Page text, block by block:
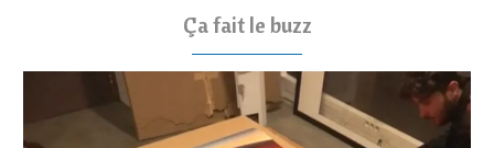
Ça fait le buzz